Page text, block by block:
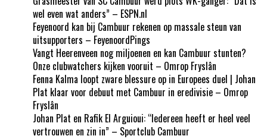
wel even wat anders” – ESPN.nl
Feyenoord kan bij Cambuur rekenen op massale steun van
uitsupporters – FeyenoordPings
Vangt Heerenveen nog miljoenen en kan Cambuur stunten?
Onze clubwatchers kijken vooruit – Omrop Fryslân
Fenna Kalma loopt zware blessure op in Europees duel | Johan
Plat klaar voor debuut met Cambuur in eredivisie – Omrop
Fryslân
Johan Plat en Rafik El Arguioui: “Iedereen heeft er heel veel
vertrouwen en zin in” – Sportclub Cambuur